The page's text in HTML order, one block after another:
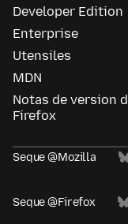
Developer Edition
Enterprise
Utensiles
MDN
Notas de version
Firefox
Seque @Mozilla
Seque @Firefox